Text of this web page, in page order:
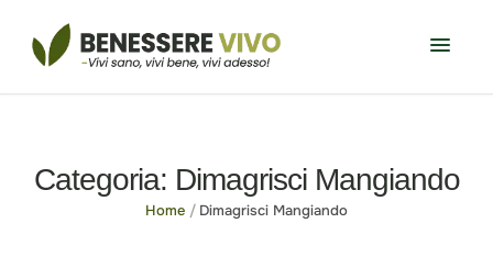
Categoria: Dimagrisci Mangiando
Home / Dimagrisci Mangiando